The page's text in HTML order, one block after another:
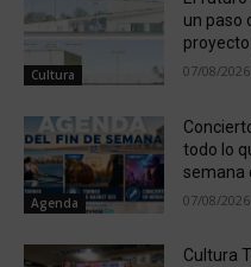
Cultura
un paso
07/08/2026
Agenda
todo lo
semana
07/08/2026
Cultura